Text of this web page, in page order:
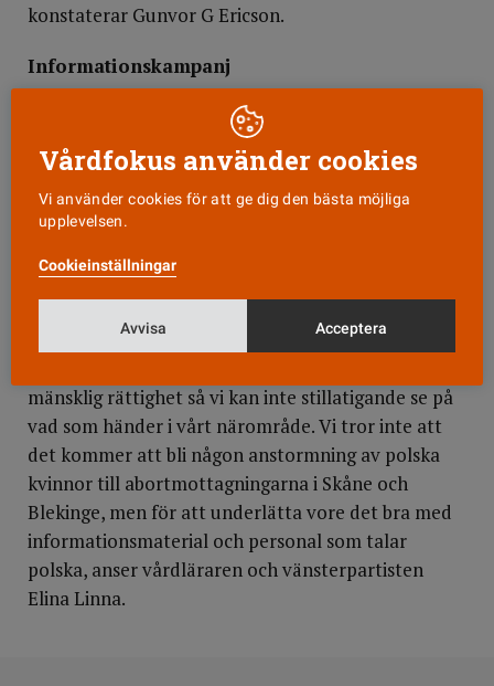
konstaterar Gunvor G Ericson.
Informationskampanj
Elina Linna och sju andra vänsterpartister går ännu
längre. När lagen har ändrats så att utländska
kvinnor får rätt till abort i Sverige vill de att
regeringen gör en informationssatsning om svensk
abortlagstiftning i de länder i vårt närområde där
abort är förbjuden. De vill också utreda
utländska kvinnor i vissa landsting.
mänsklig rättighet så vi kan inte stillatigande se på
vad som händer i vårt närområde. Vi tror inte att
det kommer att bli någon anstormning av polska
kvinnor till abortmottagningarna i Skåne och
Blekinge, men för att underlätta vore det bra med
informationsmaterial och personal som talar
polska, anser vårdläraren och vänsterpartisten
Elina Linna.
Vårdfokus använder cookies
Vi använder cookies för att ge dig den bästa möjliga
upplevelsen.
Cookieinställningar
Avvisa Acceptera